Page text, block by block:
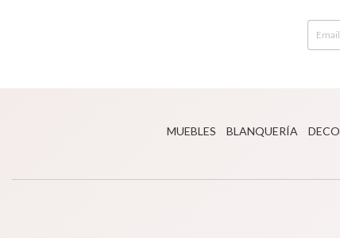
MUEBLES BLANQUERÍA DECO